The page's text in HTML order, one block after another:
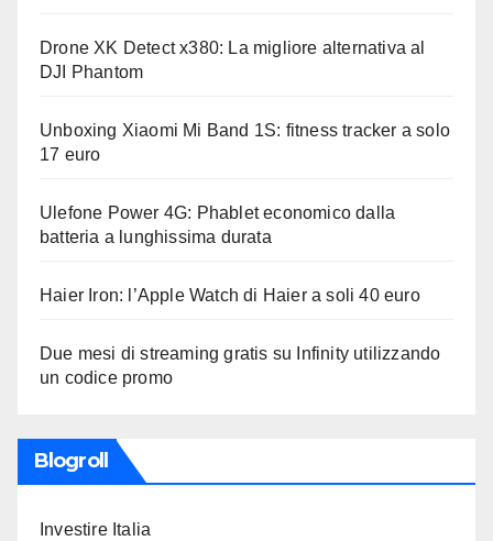
Drone XK Detect x380: La migliore alternativa al
DJI Phantom
Unboxing Xiaomi Mi Band 1S: fitness tracker a solo
17 euro
Ulefone Power 4G: Phablet economico dalla
batteria a lunghissima durata
Haier Iron: l’Apple Watch di Haier a soli 40 euro
Due mesi di streaming gratis su Infinity utilizzando
un codice promo
Blogroll
Investire Italia